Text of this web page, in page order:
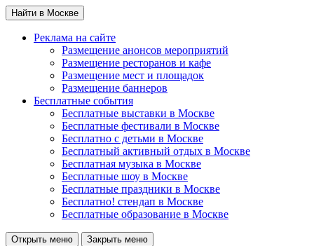
Найти в Москве
Реклама на сайте
Размещение анонсов мероприятий
Размещение ресторанов и кафе
Размещение мест и площадок
Размещение баннеров
Бесплатные события
Бесплатные выставки в Москве
Бесплатные фестивали в Москве
Бесплатно с детьми в Москве
Бесплатный активный отдых в Москве
Бесплатная музыка в Москве
Бесплатные шоу в Москве
Бесплатные праздники в Москве
Бесплатно! стендап в Москве
Бесплатные образование в Москве
Открыть меню Закрыть меню